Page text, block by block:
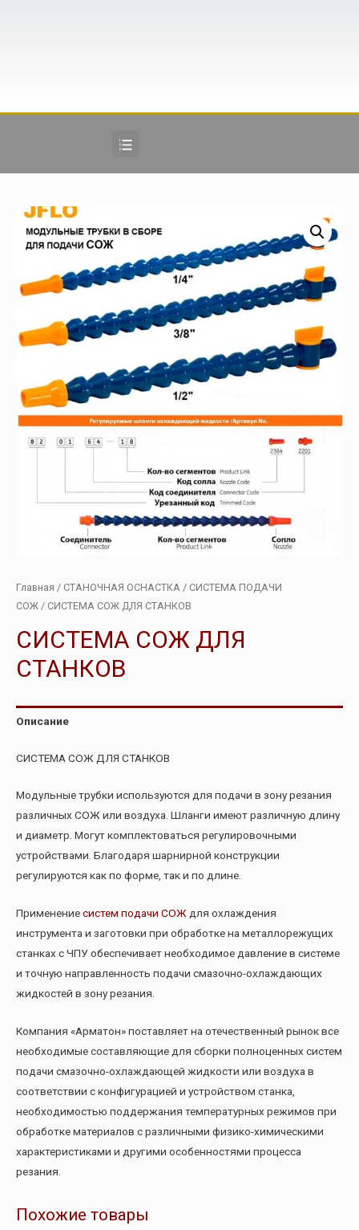
Главная / СТАНОЧНАЯ ОСНАСТКА / СИСТЕМА ПОДАЧИ
СОЖ / СИСТЕМА СОЖ ДЛЯ СТАНКОВ
СИСТЕМА СОЖ ДЛЯ
СТАНКОВ
Описание
СИСТЕМА СОЖ ДЛЯ СТАНКОВ
Модульные трубки используются для подачи в зону резания
различных СОЖ или воздуха. Шланги имеют различную длину
и диаметр. Могут комплектоваться регулировочными
устройствами. Благодаря шарнирной конструкции
регулируются как по форме, так и по длине.
Применениесистем подачи СОЖдля охлаждения
инструмента и заготовки при обработке на металлорежущих
станках с ЧПУ обеспечивает необходимое давление в системе
и точную направленность подачи смазочно-охлаждающих
жидкостей в зону резания.
Компания «Арматон» поставляет на отечественный рынок все
необходимые составляющие для сборки полноценных систем
подачи смазочно-охлаждающей жидкости или воздуха в
соответствии с конфигурацией и устройством станка,
необходимостью поддержания температурных режимов при
обработке материалов с различными физико-химическими
характеристиками и другими особенностями процесса
резания.
Похожие товары